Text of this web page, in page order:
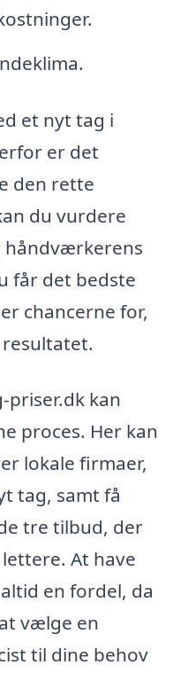
et nyt tag i
er det
den rette
du vurdere
håndværkerens
får det bedste
chancerne for,
priser.dk kan
proces. Her kan
lokale firmaer,
tag, samt få
tre tilbud, der
At have
en fordel, da
vælge en
til dine behov